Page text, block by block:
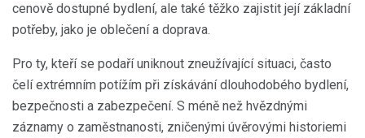
cenově dostupné bydlení, ale také těžko zajistit její základní
potřeby, jako je oblečení a doprava.
Pro ty, kteří se podaří uniknout zneužívající situaci, často
čelí extrémním potížím při získávání dlouhodobého bydlení,
bezpečnosti a zabezpečení. S méně než hvězdnými
záznamy o zaměstnanosti, zničenými úvěrovými historiemi